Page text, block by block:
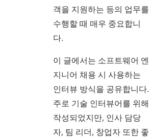
객을 지원하는 등의 업무를
수행할 때 매우 중요합니
다.
이 글에서는 소프트웨어 엔
지니어 채용 시 사용하는
인터뷰 방식을 공유합니다.
주로 기술 인터뷰어를 위해
작성되었지만, 인사 담당
자, 팀 리더, 창업자 또한 좋